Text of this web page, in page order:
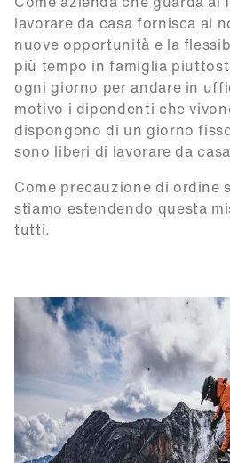
lavorare da casa fornisca ai
nuove opportunità e la
più tempo in famiglia
ogni giorno per andare in
motivo i dipendenti che
dispongono di un giorno
sono liberi di lavorare da
Come precauzione di ordine
stiamo estendendo questa
tutti.